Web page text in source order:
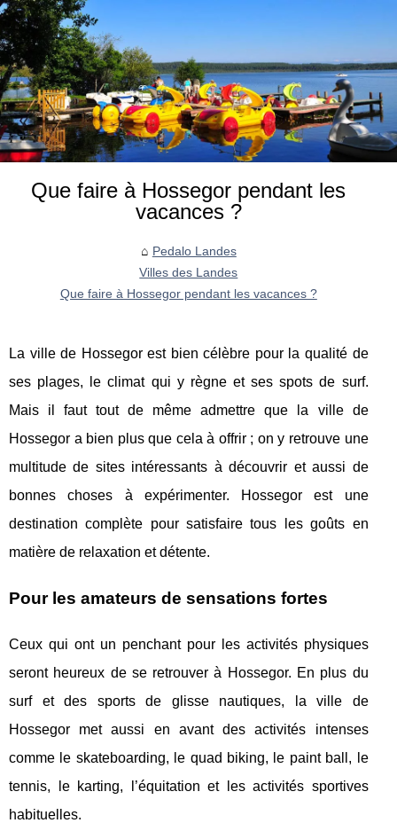
Que faire à Hossegor pendant les
vacances ?
Pedalo Landes
Villes des Landes
Que faire à Hossegor pendant les vacances ?
La ville de Hossegor est bien célèbre pour la qualité de
ses plages, le climat qui y règne et ses spots de surf.
Mais il faut tout de même admettre que la ville de
Hossegor a bien plus que cela à offrir ; on y retrouve une
multitude de sites intéressants à découvrir et aussi de
bonnes choses à expérimenter. Hossegor est une
destination complète pour satisfaire tous les goûts en
matière de relaxation et détente.
Pour les amateurs de sensations fortes
Ceux qui ont un penchant pour les activités physiques
seront heureux de se retrouver à Hossegor. En plus du
surf et des sports de glisse nautiques, la ville de
Hossegor met aussi en avant des activités intenses
comme le skateboarding, le quad biking, le paint ball, le
tennis, le karting, l’équitation et les activités sportives
habituelles.